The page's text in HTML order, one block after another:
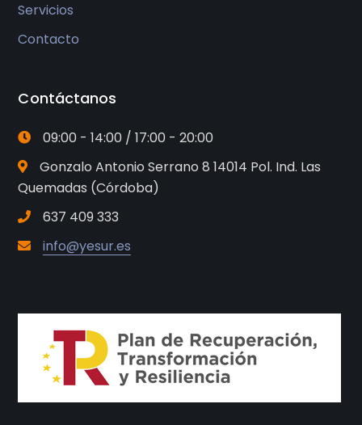
Servicios
Contacto
Contáctanos
09:00 - 14:00 / 17:00 - 20:00
Gonzalo Antonio Serrano 8 14014 Pol. Ind. Las
Quemadas (Córdoba)
637 409 333
info@yesur.es